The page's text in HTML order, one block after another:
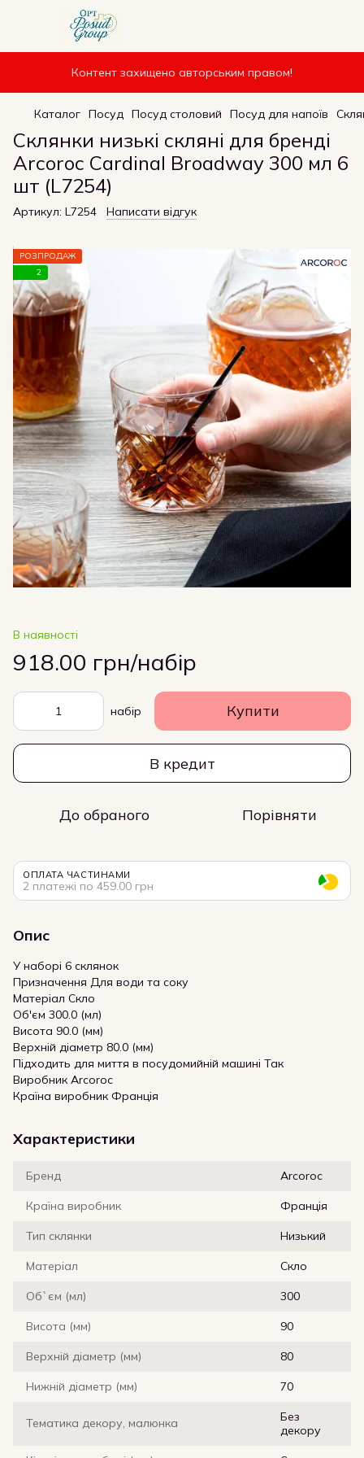
Контент захищено авторським правом!
Каталог Посуд Посуд столовий Посуд для напоїв
Склянки низькі скляні для бренді
Arcoroc Cardinal Broadway 300 мл 6
шт (L7254)
Артикул: L7254 Написати відгук
РОЗПРОДАЖ
2
В наявності
918.00 грн/набір
набір Купити
В кредит
До обраного Порівняти
ОПЛАТА ЧАСТИНАМИ
2 платежі по 459.00 грн
Опис
У наборі 6 склянок
Призначення Для води та соку
Матеріал Скло
Об'єм 300.0 (мл)
Висота 90.0 (мм)
Верхній діаметр 80.0 (мм)
Підходить для миття в посудомийній машині Так
Виробник Arcoroc
Країна виробник Франція
Характеристики
Бренд Arcoroc
Країна виробник Франція
Тип склянки Низький
Матеріал Скло
Об`єм (мл) 300
Висота (мм) 90
Верхній діаметр (мм) 80
Нижній діаметр (мм) 70
Тематика декору, малюнка
Без
декору